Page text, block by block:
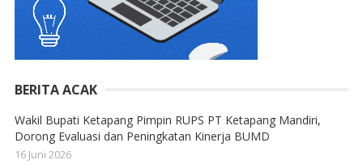
BERITA ACAK
Wakil Bupati Ketapang Pimpin RUPS PT Ketapang Mandiri,
Dorong Evaluasi dan Peningkatan Kinerja BUMD
16 Juni 2026